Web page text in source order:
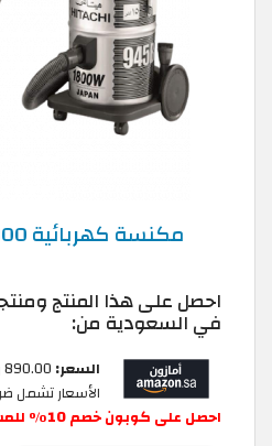
مكنسة كهربائية Hitachi 1800 واط
احصل على هذا المنتج
في السعودية من:
السعر: 890.00 ريال سعودي
الأسعار تشمل
احصل على كوبون خصم 10٪ للمستخدم الجديد